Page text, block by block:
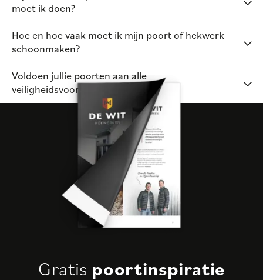
moet ik doen?
Hoe en hoe vaak moet ik mijn poort of hekwerk
schoonmaken?
Voldoen jullie poorten aan alle
veiligheidsvoorschriften?
Gratis poortinspiratie